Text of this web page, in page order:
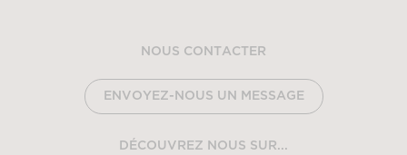
NOUS CONTACTER
ENVOYEZ-NOUS UN MESSAGE
DÉCOUVREZ NOUS SUR...